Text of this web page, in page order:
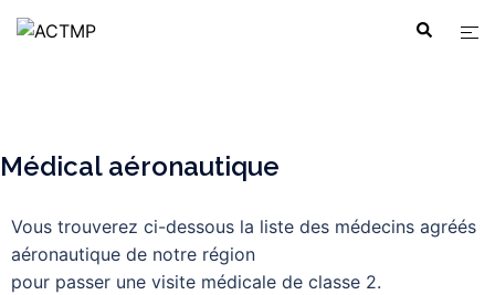
Médical aéronautique
Vous trouverez ci-dessous la liste des médecins agréés
aéronautique de notre région
pour passer une visite médicale de classe 2.